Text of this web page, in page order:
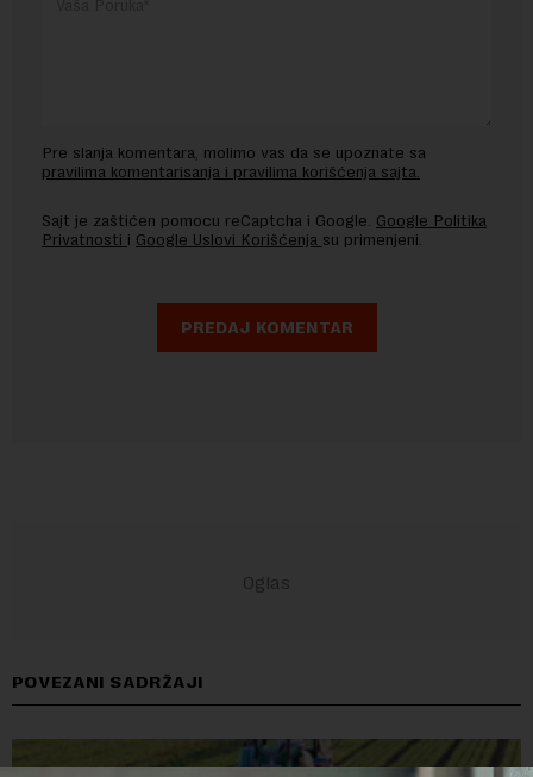
Pre slanja komentara, molimo vas da se upoznate sa
pravilima komentarisanja i pravilima korišćenja sajta.
Sajt je zaštićen pomocu reCaptcha i Google. Google Politika
Privatnosti i Google Uslovi Korišćenja su primenjeni.
POVEZANI SADRŽAJI